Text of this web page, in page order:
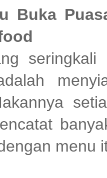
Buka
seringkali
menu